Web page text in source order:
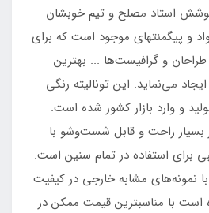
استاد مصلح و تیم خوبشان
و پیگمنتهای موجود است که برای
و گرافیست‌ها ... بهترین
می‌نماید. این تونالیته رنگی
و وارد بازار کشور شده است.
بسیار راحت و قابل شست‌وشو با
برای استفاده در تمام سنین است.
نمونه‌های مشابه خارجی در کیفیت
است با مناسبترین قیمت ممکن در